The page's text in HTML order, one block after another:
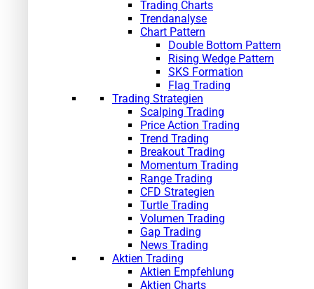
Trading Charts
Trendanalyse
Chart Pattern
Double Bottom Pattern
Rising Wedge Pattern
SKS Formation
Flag Trading
Trading Strategien
Scalping Trading
Price Action Trading
Trend Trading
Breakout Trading
Momentum Trading
Range Trading
CFD Strategien
Turtle Trading
Volumen Trading
Gap Trading
News Trading
Aktien Trading
Aktien Empfehlung
Aktien Charts